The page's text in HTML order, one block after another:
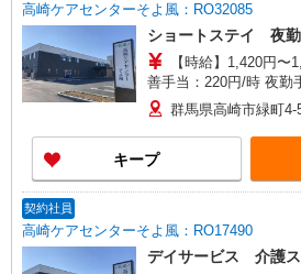
高崎ケアセンターそよ風：RO32085
ショートステイ 夜
【時給】1,420円〜1,520円 ▼給与
善手当：220円/時 夜勤手当
支給 通勤手当 年末年始手
り：年2回（6月・12月） ※
善手当は試用期間中(3
群馬県高崎市緑町4-
キープ
契約社員
高崎ケアセンターそよ風：RO17490
デイサービス 介護